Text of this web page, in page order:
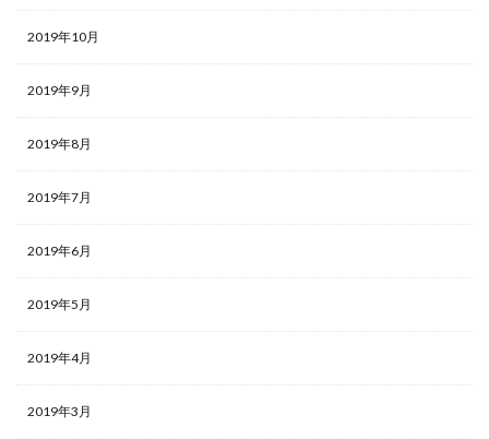
2019年10月
2019年9月
2019年8月
2019年7月
2019年6月
2019年5月
2019年4月
2019年3月